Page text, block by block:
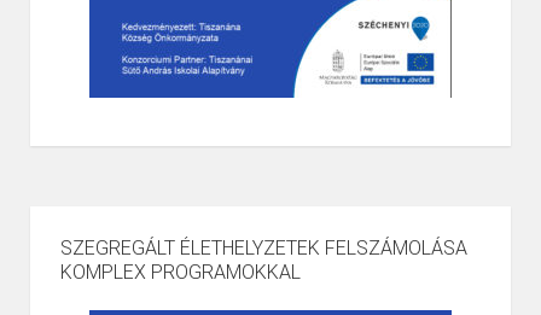
SZEGREGÁLT ÉLETHELYZETEK FELSZÁMOLÁSA
KOMPLEX PROGRAMOKKAL